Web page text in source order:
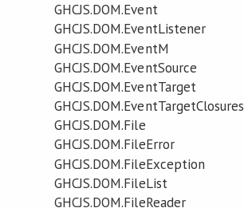
GHCJS.DOM.Event
GHCJS.DOM.EventListener
GHCJS.DOM.EventM
GHCJS.DOM.EventSource
GHCJS.DOM.EventTarget
GHCJS.DOM.EventTargetClosures
GHCJS.DOM.File
GHCJS.DOM.FileError
GHCJS.DOM.FileException
GHCJS.DOM.FileList
GHCJS.DOM.FileReader